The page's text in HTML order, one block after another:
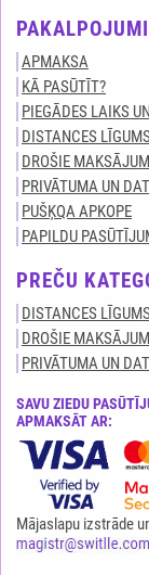
APMAKSA
KĀ PASŪTĪT?
PIEGĀDES LAIKS
DISTANCES
DROŠIE
PRIVĀTUMA UN
PUŠĶQA APKOPE
PAPILDU
PREČU
DISTANCES
DROŠIE
PRIVĀTUMA UN
SAVU ZIEDU
APMAKSĀT AR:
Visas tiesības ir
Mājaslapu izstrāde